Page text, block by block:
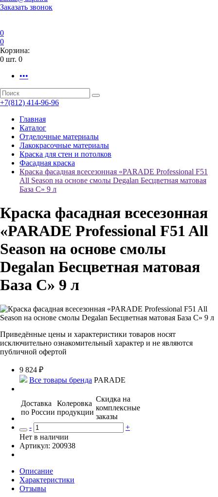
Заказать звонок
0
0
Корзина:
0 шт. 0
•••
+7(812) 414-96-96
Главная
Каталог
Отделочные материалы
Лакокрасочные материалы
Краска для стен и потолков
Фасадная краска
Краска фасадная всесезонная «PARADE Professional F51
All Season на основе смолы Degalan Бесцветная матовая
База С» 9 л
Краска фасадная всесезонная
«PARADE Professional F51 All
Season на основе смолы
Degalan Бесцветная матовая
База С» 9 л
Приведённые цены и характеристики товаров носят
исключительно ознакомительный характер и не являются
публичной офертой
9 824 ₽
Все товары бренда PARADE
Доставка
по России
Колеровка
продукции
Скидка на
комплексные
заказы
-
+
Нет в наличии
Артикул: 200938
Описание
Характеристики
Отзывы